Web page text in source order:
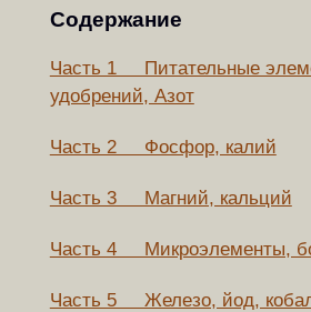
Содержание
Часть 1 Питательные
удобрений, Азот
Часть 2 Фосфор, калий
Часть 3 Магний, кальций
Часть 4 Микроэлементы,
Часть 5 Железо, йод,